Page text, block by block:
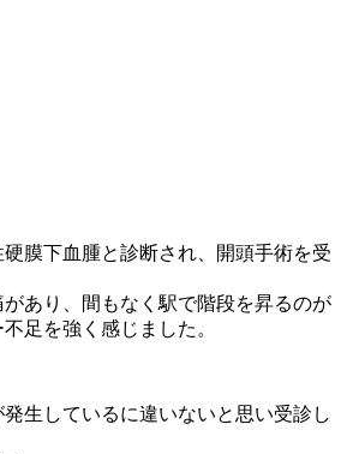
膜下血腫と診断され、開頭手術を受
あり、間もなく駅で階段を昇るのが
足を強く感じました。
生しているに違いないと思い受診し